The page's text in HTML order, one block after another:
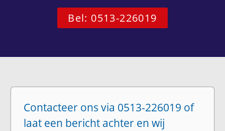
Bel: 0513-226019
Contacteer ons via 0513-226019 of
laat een bericht achter en wij